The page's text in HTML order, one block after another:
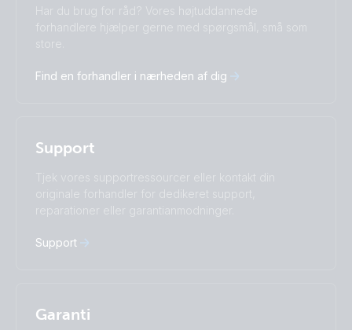
Change language
Čeština
Dansk
Italiano
Magyar
Suomalainen
Русский
Українська
中國人
Subscribe
Har du brug for råd? Vores højtuddannede
forhandlere hjælper gerne med spørgsmål, små som
store.
Find en forhandler i nærheden af dig
Support
Tjek vores supportressourcer eller kontakt din
originale forhandler for dedikeret support,
reparationer eller garantianmodninger.
Support
Garanti